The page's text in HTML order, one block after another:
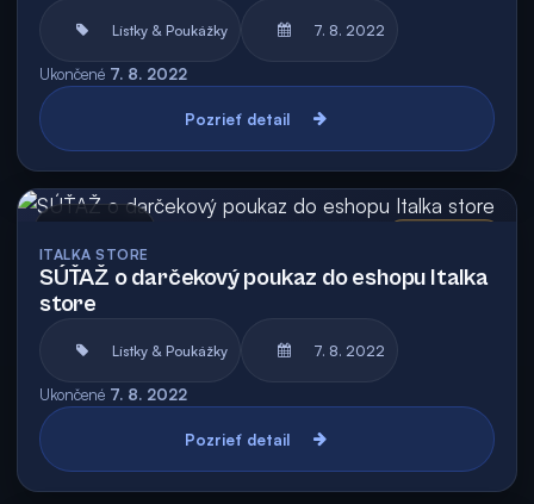
Lístky & Poukážky 7. 8. 2022
Ukončené 7. 8. 2022
Pozrieť detail
ITALKA STORE
SÚŤAŽ o darčekový poukaz do eshopu Italka
store
Lístky & Poukážky 7. 8. 2022
Ukončené 7. 8. 2022
Pozrieť detail